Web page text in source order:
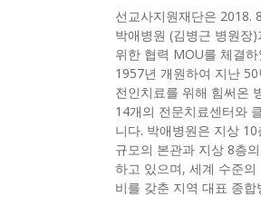
선교사지원재단은 2018.
박애병원 (김병근 병원장
위한 협력 MOU를 체결
1957년 개원하여 지난
전인치료를 위해 힘써온
14개의 전문치료센터와
니다. 박애병원은 지상
규모의 본관과 지상 8층
하고 있으며, 세계 수준
비를 갖춘 지역 대표 종